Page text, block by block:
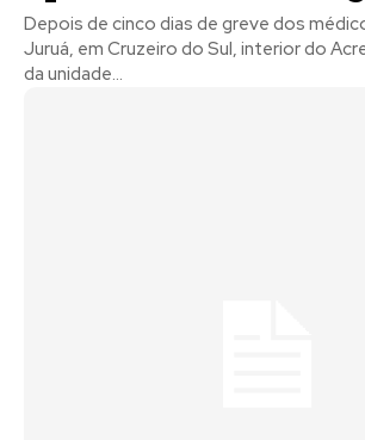
Depois de cinco dias de greve dos
Juruá, em Cruzeiro do Sul, interior do
da unidade...